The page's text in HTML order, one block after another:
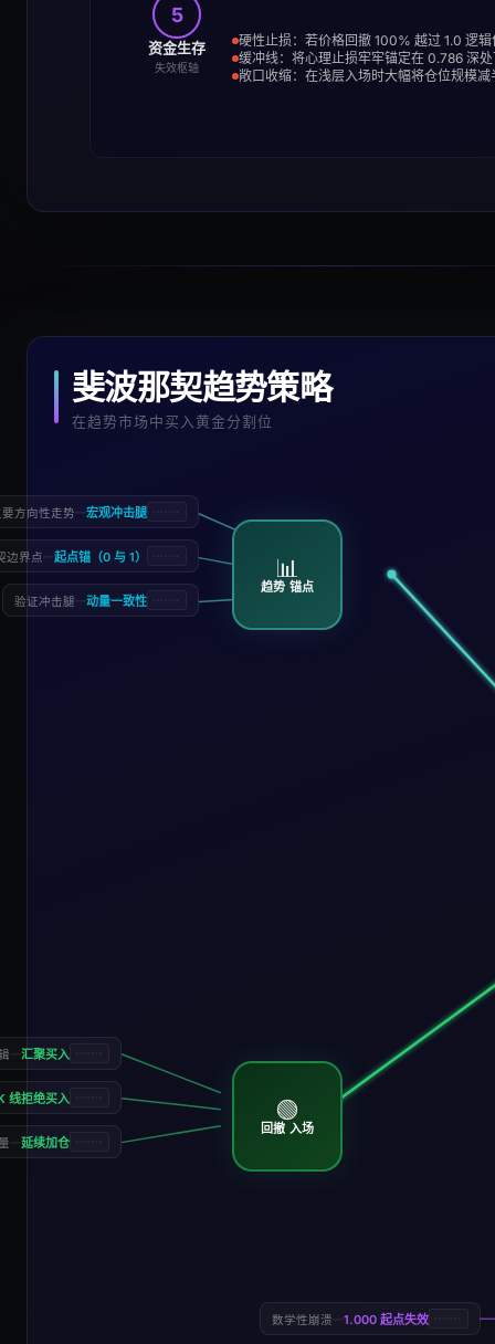
5
资金生存
失效枢轴
硬性止损：若价格回撤 100% 越过 1.0 逻
缓冲线：将心理止损牢牢锚定在 0.786 深
敞口收缩：在浅层入场时大幅将仓位规模减
斐波那契趋势策略
在趋势市场中买入黄金分割位
📊
趋势 锚点
宏观冲击腿
方向性走势
起点锚（0 与 1）
边界点
动量一致性
验证冲击腿
🟢
回撤 入场
汇聚买入
线拒绝买入
延续加仓
1.000 起点失效
数学性崩溃